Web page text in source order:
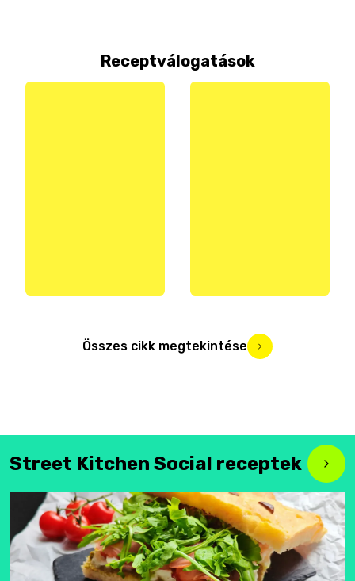
Receptválogatások
Összes cikk megtekintése
Street Kitchen Social receptek